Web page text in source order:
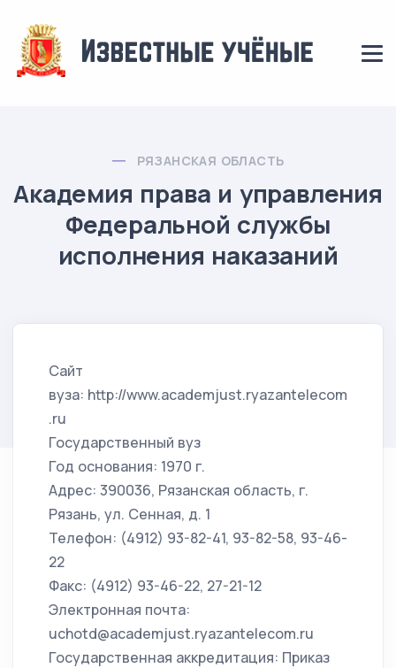
РЯЗАНСКАЯ ОБЛАСТЬ
Академия права и управления
Федеральной службы
исполнения наказаний
Сайт
вуза: http://www.academjust.ryazantelecom
.ru
Государственный вуз
Год основания: 1970 г.
Адрес: 390036, Рязанская область, г.
Рязань, ул. Сенная, д. 1
Телефон: (4912) 93-82-41, 93-82-58, 93-46-
22
Факс: (4912) 93-46-22, 27-21-12
Электронная почта:
uchotd@academjust.ryazantelecom.ru
Государственная аккредитация: Приказ